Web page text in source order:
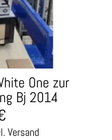
One zur
Bj 2014
Versand